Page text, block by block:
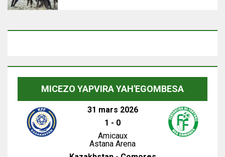
MICEZO YAPVIRA YAH'EGOMBESA
31 mars 2026
1 - 0
Amicaux
Astana Arena